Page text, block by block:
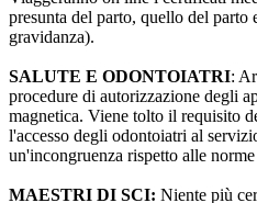
presunta del parto, quello del
gravidanza).
SALUTE E ODONTOIATRI:
procedure di autorizzazione degli
magnetica. Viene tolto il requisito
l'accesso degli odontoiatri al
un'incongruenza rispetto alle
MAESTRI DI SCI: Niente più